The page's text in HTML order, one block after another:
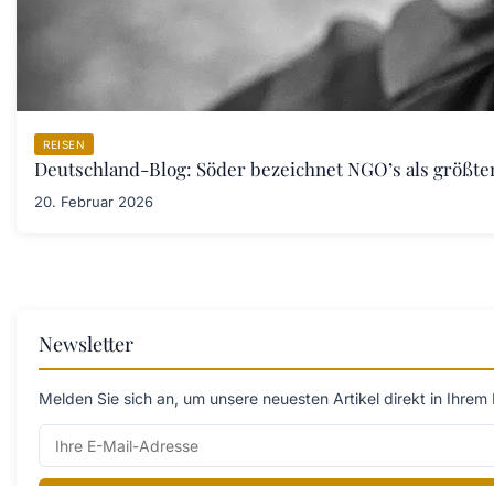
REISEN
Deutschland-Blog: Söder bezeichnet NGO’s als
20. Februar 2026
Newsletter
Melden Sie sich an, um unsere neuesten Artikel direkt in